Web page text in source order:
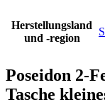
Herstellungsland
und -region
Poseidon 2-
Tasche